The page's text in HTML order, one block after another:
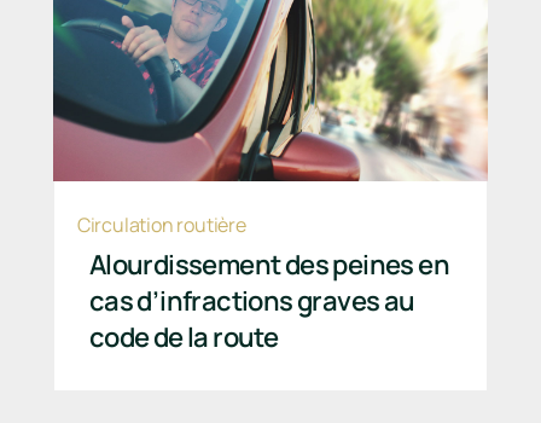
Alourdissement des peines en
cas d’infractions graves au
code de la route
Circulation routière